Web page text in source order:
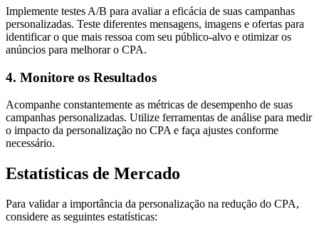
Implemente testes A/B para avaliar a eficácia de suas campanhas
personalizadas. Teste diferentes mensagens, imagens e ofertas para
identificar o que mais ressoa com seu público-alvo e otimizar os
anúncios para melhorar o CPA.
4. Monitore os Resultados
Acompanhe constantemente as métricas de desempenho de suas
campanhas personalizadas. Utilize ferramentas de análise para medir
o impacto da personalização no CPA e faça ajustes conforme
necessário.
Estatísticas de Mercado
Para validar a importância da personalização na redução do CPA,
considere as seguintes estatísticas: